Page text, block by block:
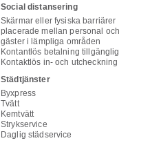
Social distansering
Skärmar eller fysiska barriärer
placerade mellan personal och
gäster i lämpliga områden
Kontantlös betalning tillgänglig
Kontaktlös in- och utcheckning
Städtjänster
Byxpress
Tvätt
Kemtvätt
Strykservice
Daglig städservice